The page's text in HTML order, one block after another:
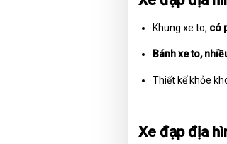
Khung xe to, có
Bánh xe to,
Thiết kế khỏe
Xe đạp địa